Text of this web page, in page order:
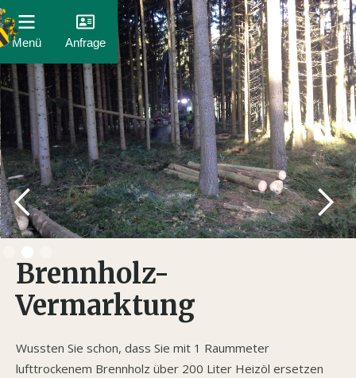
Menü Anfrage
Brennholz-
Vermarktung
Wussten Sie schon, dass Sie mit 1 Raummeter
lufttrockenem Brennholz über 200 Liter Heizöl ersetzen